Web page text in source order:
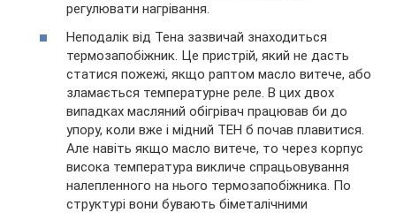
регулювати нагрівання.
Неподалік від Тена зазвичай знаходиться
термозапобіжник. Це пристрій, який не дасть
статися пожежі, якщо раптом масло витече, або
зламається температурне реле. В цих двох
випадках масляний обігрівач працював би до
упору, коли вже і мідний ТЕН б почав плавитися.
Але навіть якщо масло витече, то через корпус
висока температура викличе спрацьовування
налепленного на нього термозапобіжника. По
структурі вони бувають біметалічними